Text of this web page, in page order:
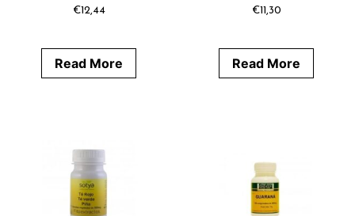
€12,44
Read More
€11,30
Read More